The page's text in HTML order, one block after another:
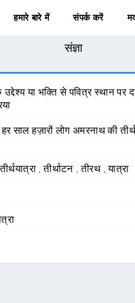
हमारे बारे में संपर्क करें
संज्ञा
उद्देश्य या भक्ति से पवित्र स्थान
हर साल हज़ारों लोग अमरनाथ की
तीर्थयात्रा ,तीर्थाटन ,तीरथ ,यात्रा